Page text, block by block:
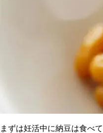
まずは妊活中に納豆は食べ